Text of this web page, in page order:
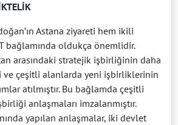
Astana ziyareti hem ikili
bağlamında oldukça önemlidir.
arasındaki stratejik işbirliğinin daha
çeşitli alanlarda yeni işbirliklerinin
atılmıştır. Bu bağlamda çeşitli
anlaşmaları imzalanmıştır.
yapılan anlaşmalar, iki devlet